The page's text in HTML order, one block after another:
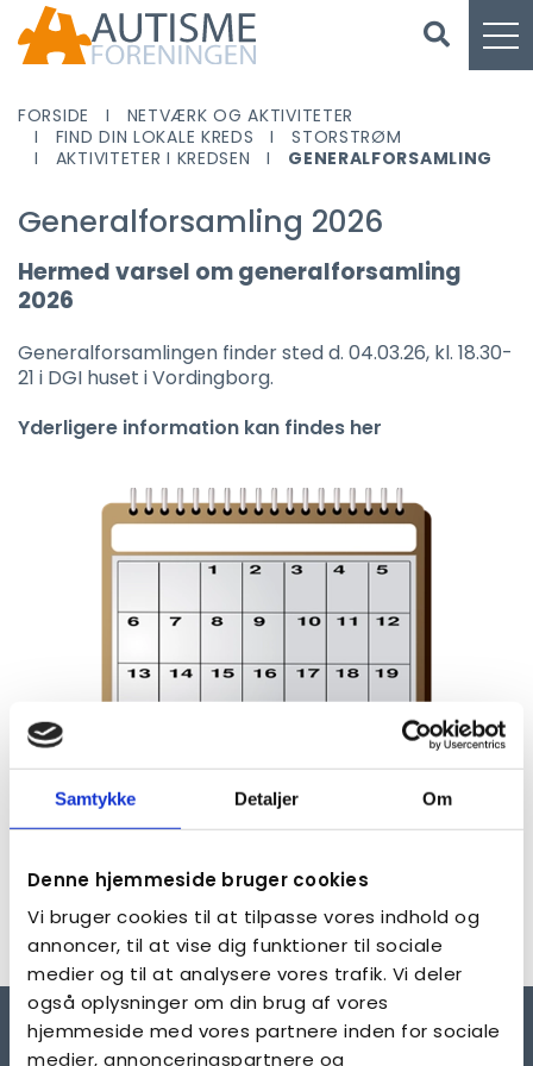
Samtykke Detaljer Om
Denne hjemmeside bruger cookies
Vi bruger cookies til at tilpasse vores indhold og
annoncer, til at vise dig funktioner til sociale
medier og til at analysere vores trafik. Vi deler
også oplysninger om din brug af vores
hjemmeside med vores partnere inden for sociale
medier, annonceringspartnere og
FORSIDE
NETVÆRK OG AKTIVITETER
FIND DIN LOKALE KREDS
STORSTRØM
AKTIVITETER I KREDSEN
GENERALFORSAMLING
Generalforsamling 2026
Hermed varsel om generalforsamling
2026
Generalforsamlingen finder sted d. 04.03.26, kl. 18.30-
21 i DGI huset i Vordingborg.
Yderligere information kan findes her
Aktiviteter og arrangementer i kredsen
SE AKTIVITETER